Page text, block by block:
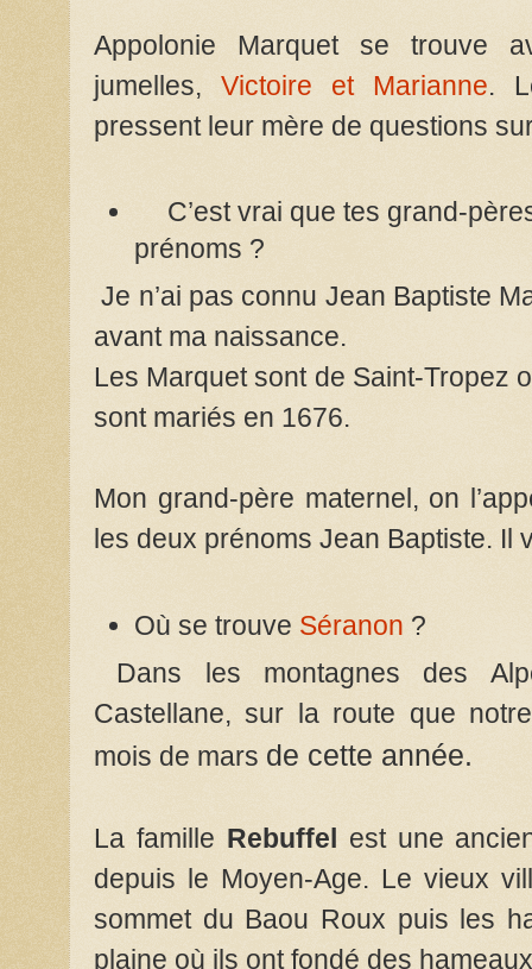
Appolonie Marquet se trouve
jumelles, Victoire et Marianne.
pressent leur mère de questions
C’est vrai que tes grand-
prénoms ?
Je n’ai pas connu Jean Baptiste
avant ma naissance.
Les Marquet sont de Saint-Tropez
sont mariés en 1676.
Mon grand-père maternel, on
les deux prénoms Jean Baptiste. Il
Où se trouve Séranon ?
Dans les montagnes des
Castellane, sur la route que
mois de mars de cette année.
La famille Rebuffel est une
depuis le Moyen-Age. Le vieux
sommet du Baou Roux puis les
plaine où ils ont fondé des